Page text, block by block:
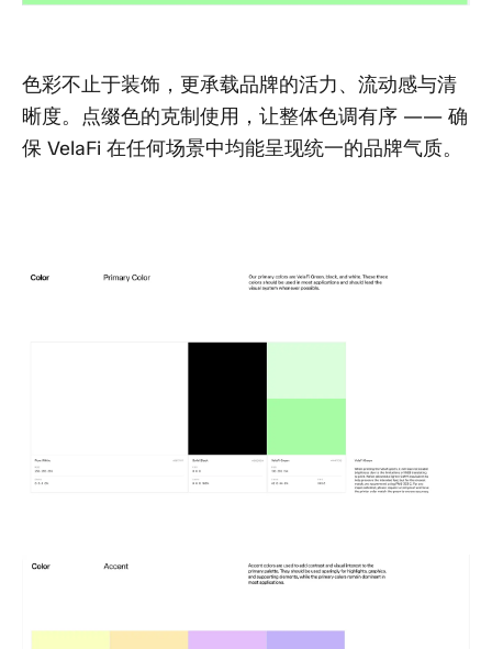
色彩不止于装饰，更承载品牌的活力、流动感与清
晰度。点缀色的克制使用，让整体色调有序 —— 确
保 VelaFi 在任何场景中均能呈现统一的品牌气质。